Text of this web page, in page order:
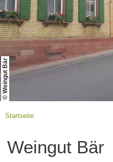
Kultur
Buchen
© Weingut Bär
Startseite
Weingut Bär